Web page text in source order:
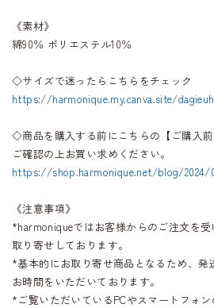
《素材》
綿90％ ポリエステル10％
◇サイズで迷ったらこちらをチェック
https://harmonique.my.canva.site/
◇商品を購入する前にこちらの【ご購入
ご確認の上お買い求めください。
https://shop.harmonique.net/blog/2024/
《注意事項》
*harmoniqueではお客様からのご注文を受
取り寄せしております。
*基本的にお取り寄せ商品となるため、発
お時間をいただいております。
*ご覧いただいているPCやスマートフォ